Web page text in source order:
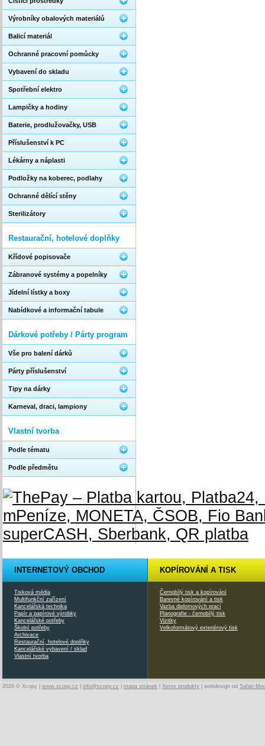
Výrobníky obalových materiálů
Balicí materiál
Ochranné pracovní pomůcky
Vybavení do skladu
Spotřební elektro
Lampičky a hodiny
Baterie, prodlužovačky, USB
Příslušenství k PC
Lékárny a náplasti
Podložky na koberec, podlahy
Ochranné dělící stěny
Sterilizátory
Restaurační, hotelové doplňky
Křídové popisovače
Zábranové systémy a popelníky
Jídelní lístky a boxy
Nabídkové a informační tabule
Dárkové potřeby / Párty program
Vše pro balení dárků
Párty příslušenství
Tipy na dárky
Karneval, draci, lampiony
Vlastní tvorba
Podle tématu
Podle předmětu
INTERNETOVÝ OBCHOD
Tisková média
Multifunkční zařízení
Kancelářská technika
Papír a papírové výrobky
Kancelářské potřeby
Školní potřeby
Archivace
Restaurační, hotelové doplňky
Kancelářské vybavení / sklad
Vlastní tvorba
KOPÍROVÁNÍ A TISK
Černobílý tisk a kopírování
Barevné kopírování a tisk
Vazba diplomových prací
Planografie - černobílý tisk
Vizitky
Velkoformátový exteriérový tisk
2026 © Xcopy | www.xcopy.cz info@xcopy.cz mapa stránek Xerox produkty | webdesign od Safari